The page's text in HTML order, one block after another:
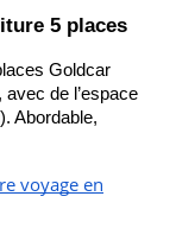
5 places
Goldcar
de l’espace
Abordable,
voyage en